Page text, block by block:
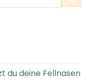
du deine Fellnasen